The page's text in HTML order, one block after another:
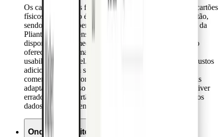
Os cartões virtuais funcionam da mesma forma que os cartões
físicos, só que não é fornecida uma versão física do cartão,
sendo os dados apenas acessíveis através da plataforma da
Pliant. As vantagens dos cartões virtuais incluem a sua
disponibilidade imediata, não podem ser perdidos, e são
oferecidos com uma grande variedade de opções de
usabilidade flexível. Uma vez que são oferecidos sem custos
adicionais, podem ser emitidos separadamente para
comerciantes ou compras com configurações individuais
adaptadas a um uso específico. Desta forma, se algo estiver
errado com um cartão, não há necessidade de atualizar os
dados do mesmo entre vários comerciantes.
Onde são aceites os cartões da Pliant?